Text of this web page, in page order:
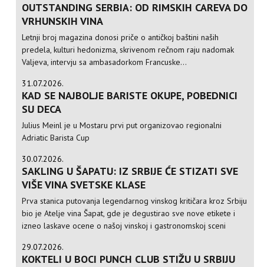
OUTSTANDING SERBIA: OD RIMSKIH CAREVA DO
VRHUNSKIH VINA
Letnji broj magazina donosi priče o antičkoj baštini naših
predela, kulturi hedonizma, skrivenom rečnom raju nadomak
Valjeva, intervju sa ambasadorkom Francuske...
31.07.2026.
KAD SE NAJBOLJE BARISTE OKUPE, POBEDNICI
SU DECA
Julius Meinl je u Mostaru prvi put organizovao regionalni
Adriatic Barista Cup
30.07.2026.
SAKLING U ŠAPATU: IZ SRBIJE ĆE STIZATI SVE
VIŠE VINA SVETSKE KLASE
Prva stanica putovanja legendarnog vinskog kritičara kroz Srbiju
bio je Atelje vina Šapat, gde je degustirao sve nove etikete i
izneo laskave ocene o našoj vinskoj i gastronomskoj sceni
29.07.2026.
KOKTELI U BOCI PUNCH CLUB STIŽU U SRBIJU